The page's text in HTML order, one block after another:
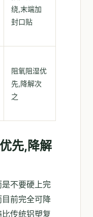
绕,末端加
封口贴
阻氧阻湿优
先,降解次
之
先,降解
不要硬上完
前完全可降
传统铝塑复